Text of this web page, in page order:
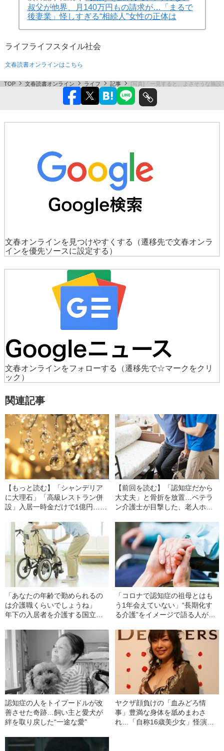
叔父が他界、月140万円もの請求が…「まるで
後妻業」怪しすぎる“相続人”女性の正体は
ライフライフスタイル社会
文春読書オンラインはこちら
TOP 文春読書オンライン ライフ 記事 [写真]「一見すると、よさそうな施
文春オンラインを見つけやすくする
（遷移先で文春オンラ
インを優先ソースに設定する）
文春オンラインをフォローする
（遷移先で☆マークをクリ
ック）
関連記事
【もっと読む】「シャンデリア
に大理石」「高級レストラン併
設」入居一時金だけで1億円…増
る実態
【前回を読む】「認知症だから
大丈夫」と骨折を放置…ベテラ
ン介護士が目撃した、老人ホー
「あなたの年齢で勤められるの
は介護職くらいでしょうね」
年下の入居者を介護する国立大
「コロナで認知症の祖母とはも
う1年会えていない」“長期化す
る介護”をイメージで語る人が知
認知症の人をトイプードルが改
善させた奇跡…飼い主と愛犬が
絆を取り戻した“一途な愛”
ヤクザ顔負けの「血みどろ情
事」豊満な身体を舐めまわさ
れ…「自称16歳美少女」怪演